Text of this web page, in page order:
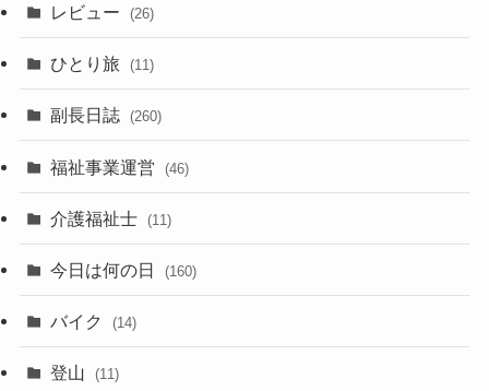
レビュー (26)
ひとり旅 (11)
副長日誌 (260)
福祉事業運営 (46)
介護福祉士 (11)
今日は何の日 (160)
バイク (14)
登山 (11)